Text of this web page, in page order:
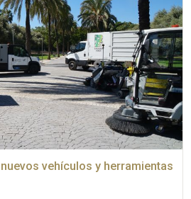
vehículos y herramientas